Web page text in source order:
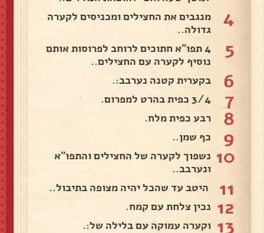
4
מנגבים את החצילים ומכניסים לקערה
גדולה..
5
4 תפו"א חתוכים לרוחב לפרוסות אותם
נוסיף לקערה עם החצילים..
6 בקערית קטנה נערבב:.
7 3/4 כפית בהרט למפרום.
8 רבע כפית מלח.
9 כף שמן..
10 נשפוך לקערה של החצילים והתפו"א
ונערבב..
11 היטב עד שהכל יהיה מצופה בתיבול..
12 נכין צלחת עם קמח.
13 וקערה עמוקה עם בלילה של:.